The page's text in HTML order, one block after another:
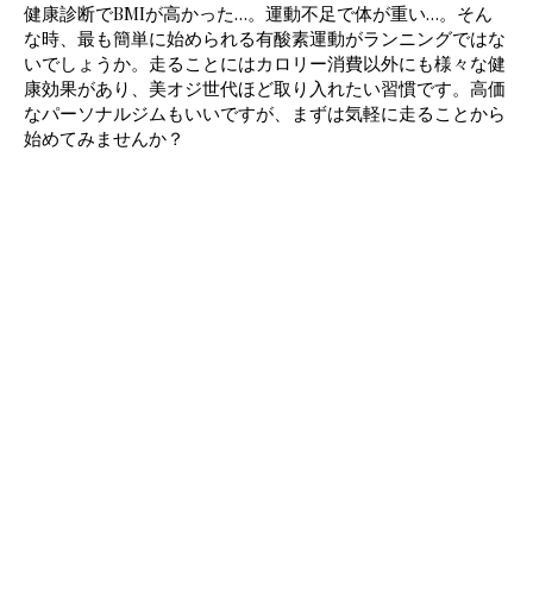
健康診断でBMIが高かった…。運動不足で体が重い…。そん
な時、最も簡単に始められる有酸素運動がランニングではな
いでしょうか。走ることにはカロリー消費以外にも様々な健
康効果があり、美オジ世代ほど取り入れたい習慣です。高価
なパーソナルジムもいいですが、まずは気軽に走ることから
始めてみませんか？